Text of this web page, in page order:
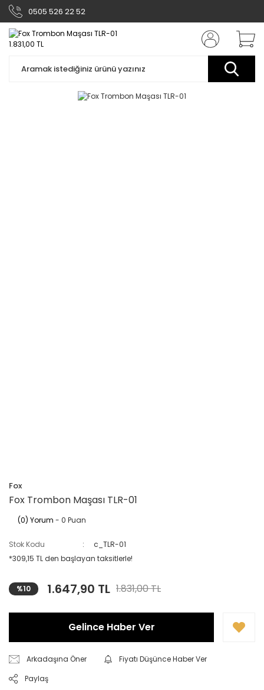
0505 526 22 52
Fox
Fox Trombon Maşası TLR-01
(0) Yorum - 0 Puan
Stok Kodu
c_TLR-01
*309,15 TL den başlayan taksitlerle!
%10 1.647,90 TL 1.831,00 TL
Gelince Haber Ver
Arkadaşına Öner
Fiyatı Düşünce Haber Ver
Paylaş